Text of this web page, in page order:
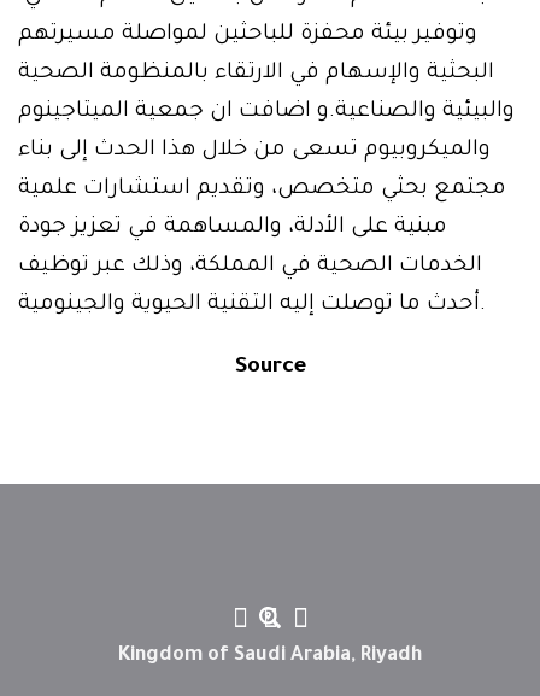
وتوفير بيئة محفزة للباحثين لمواصلة مسيرتهم
البحثية والإسهام في الارتقاء بالمنظومة الصحية
والبيئية والصناعية.و اضافت ان جمعية الميتاجينوم
والميكروبيوم تسعى من خلال هذا الحدث إلى بناء
مجتمع بحثي متخصص، وتقديم استشارات علمية
مبنية على الأدلة، والمساهمة في تعزيز جودة
الخدمات الصحية في المملكة، وذلك عبر توظيف
أحدث ما توصلت إليه التقنية الحيوية والجينومية.
Source
Kingdom of Saudi Arabia, Riyadh